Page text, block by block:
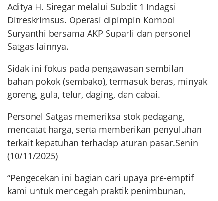
Aditya H. Siregar melalui Subdit 1 Indagsi
Ditreskrimsus. Operasi dipimpin Kompol
Suryanthi bersama AKP Suparli dan personel
Satgas lainnya.
Sidak ini fokus pada pengawasan sembilan
bahan pokok (sembako), termasuk beras, minyak
goreng, gula, telur, daging, dan cabai.
Personel Satgas memeriksa stok pedagang,
mencatat harga, serta memberikan penyuluhan
terkait kepatuhan terhadap aturan pasar.Senin
(10/11/2025)
“Pengecekan ini bagian dari upaya pre-emptif
kami untuk mencegah praktik penimbunan,